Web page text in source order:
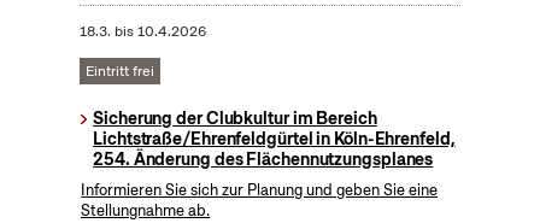
18.3. bis10.4.2026
Eintritt frei
Sicherung der Clubkultur im Bereich
Lichtstraße/Ehrenfeldgürtel in Köln-Ehrenfeld,
254. Änderung des Flächennutzungsplanes
Informieren Sie sich zur Planung und geben Sie eine
Stellungnahme ab.